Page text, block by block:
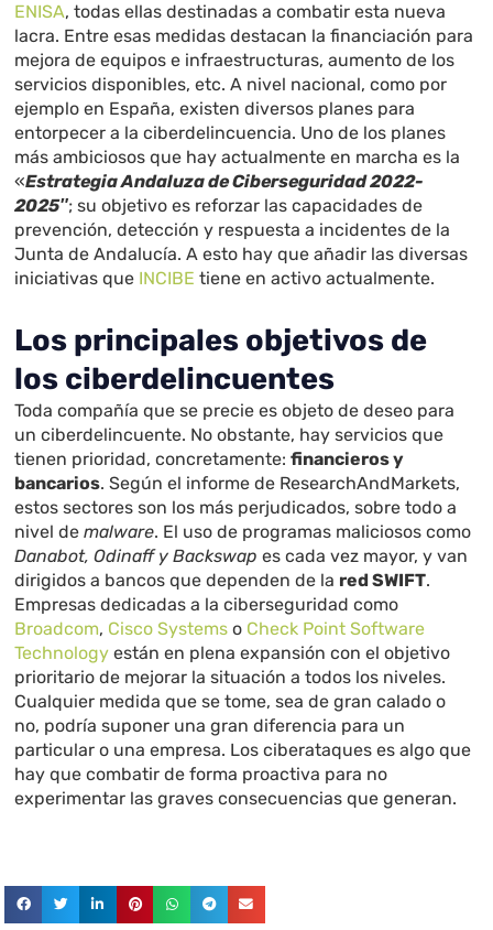
ENISA, todas ellas destinadas a combatir esta nueva
lacra. Entre esas medidas destacan la financiación para
mejora de equipos e infraestructuras, aumento de los
servicios disponibles, etc. A nivel nacional, como por
ejemplo en España, existen diversos planes para
entorpecer a la ciberdelincuencia. Uno de los planes
más ambiciosos que hay actualmente en marcha es la
«EstrategiaAndaluza de Ciberseguridad 2022-
2025″; su objetivo es reforzar las capacidades de
prevención, detección y respuesta a incidentes de la
Junta de Andalucía. A esto hay que añadir las diversas
iniciativas que INCIBE tiene en activo actualmente.
Los principales objetivos de
los ciberdelincuentes
Toda compañía que se precie es objeto de deseo para
un ciberdelincuente. No obstante, hay servicios que
tienen prioridad, concretamente:financieros y
bancarios. Según el informe de ResearchAndMarkets,
estos sectores son los más perjudicados, sobre todo a
nivel demalware. El uso de programas maliciosos como
Danabot, Odinaff y Backswap es cada vez mayor, y van
dirigidos a bancos que dependen de la red SWIFT.
Empresas dedicadas a la ciberseguridad como
Broadcom, Cisco Systems o Check Point Software
Technology están en plena expansión con el objetivo
prioritario de mejorar la situación a todos los niveles.
Cualquier medida que se tome, sea de gran calado o
no, podría suponer una gran diferencia para un
particular o una empresa. Los ciberataques es algo que
hay que combatir de forma proactiva para no
experimentar las graves consecuencias que generan.